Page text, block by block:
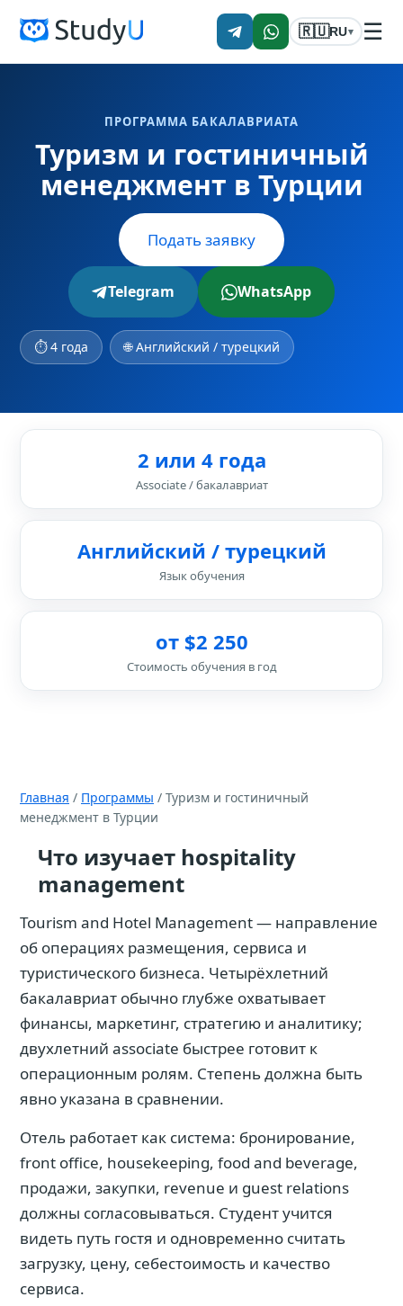
🇷🇺RU▾ ☰
ПРОГРАММА БАКАЛАВРИАТА
Туризм и гостиничный
менеджмент в Турции
Подать заявку
Telegram WhatsApp
⏱ 4 года 🌐 Английский / турецкий
2 или 4 года
Associate / бакалавриат
Английский / турецкий
Язык обучения
от $2 250
Стоимость обучения в год
Главная / Программы / Туризм и гостиничный
менеджмент в Турции
Что изучает hospitality
management
Tourism and Hotel Management — направление
об операциях размещения, сервиса и
туристического бизнеса. Четырёхлетний
бакалавриат обычно глубже охватывает
финансы, маркетинг, стратегию и аналитику;
двухлетний associate быстрее готовит к
операционным ролям. Степень должна быть
явно указана в сравнении.
Отель работает как система: бронирование,
front office, housekeeping, food and beverage,
продажи, закупки, revenue и guest relations
должны согласовываться. Студент учится
видеть путь гостя и одновременно считать
загрузку, цену, себестоимость и качество
сервиса.